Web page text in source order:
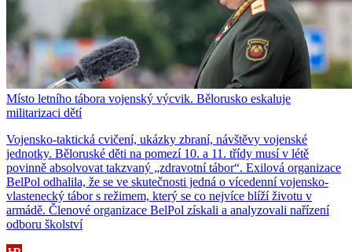
Místo letního tábora vojenský výcvik. Bělorusko eskaluje
militarizaci dětí
Vojensko-taktická cvičení, ukázky zbraní, návštěvy vojenské
jednotky. Běloruské děti na pomezí 10. a 11. třídy musí v létě
povinně absolvovat takzvaný „zdravotní tábor“. Exilová organizace
BelPol odhalila, že se ve skutečnosti jedná o vícedenní vojensko-
vlastenecký tábor s režimem, který se co nejvíce blíží životu v
armádě. Členové organizace BelPol získali a analyzovali nařízení
odboru školství